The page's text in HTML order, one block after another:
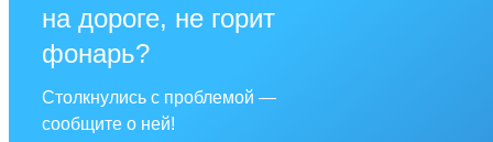
на дороге, не горит
фонарь?
Столкнулись с проблемой —
сообщите о ней!